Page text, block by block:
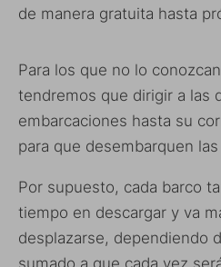
de manera gratuita hasta
Para los que no lo
tendremos que dirigir a las
embarcaciones hasta su
para que desembarquen
Por supuesto, cada barco
tiempo en descargar y va
desplazarse, dependiendo
sumado a que cada vez